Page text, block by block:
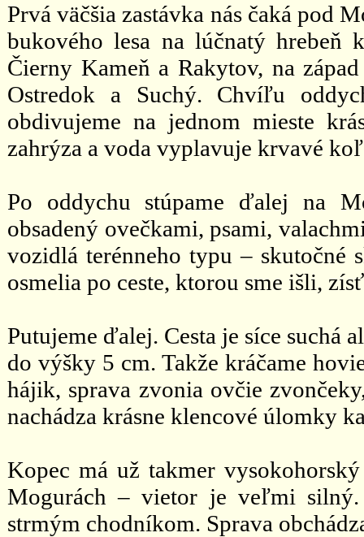
Prvá väčšia zastávka nás čaká pod
bukového lesa na lúčnatý hrebeň
Čierny Kameň a Rakytov, na
Ostredok a Suchý. Chvíľu
obdivujeme na jednom mieste
zahrýza a voda vyplavuje krvavé
Po oddychu stúpame ďalej na
obsadený ovečkami, psami,
vozidlá terénneho typu – skutočné
osmelia po ceste, ktorou sme išli,
Putujeme ďalej. Cesta je síce suchá
do výšky 5 cm. Takže kráčame
hájik, sprava zvonia ovčie
nachádza krásne klencové úlomky
Kopec má už takmer
Mogurách – vietor je veľmi silný.
strmým chodníkom. Sprava